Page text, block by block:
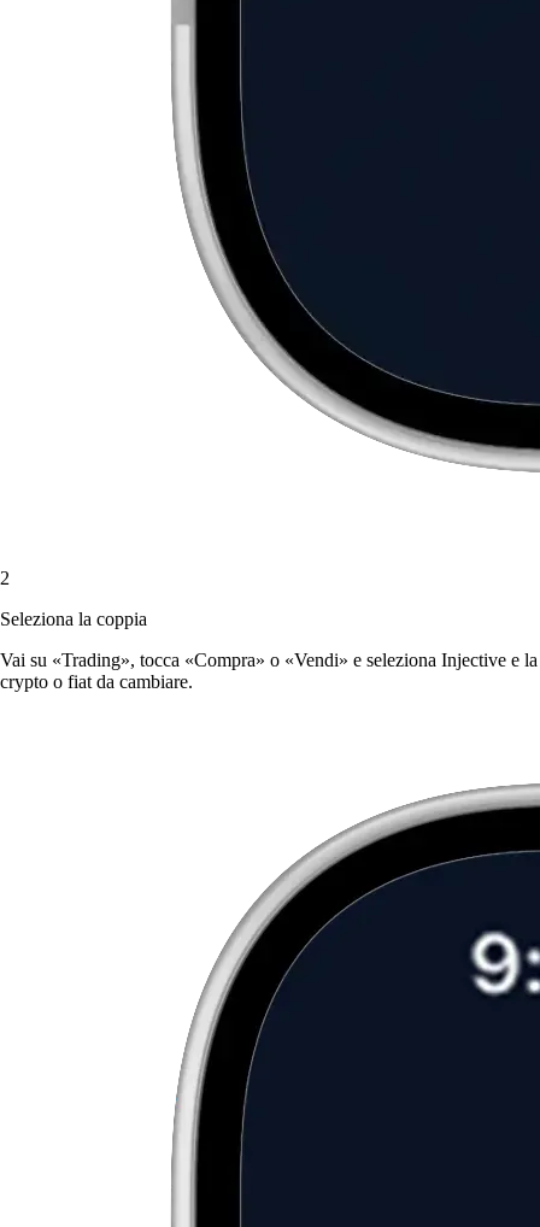
2
Seleziona la coppia
Vai su «Trading», tocca «Compra» o «Vendi» e seleziona Injective e la
crypto o fiat da cambiare.